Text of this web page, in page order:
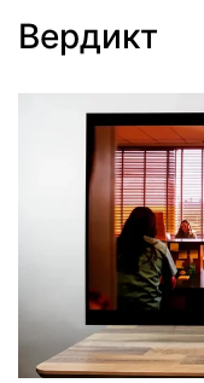
Вердикт